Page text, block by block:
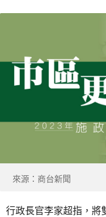
來源：商台新聞
行政長官李家超指，將